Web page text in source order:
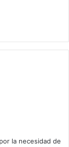
la necesidad de